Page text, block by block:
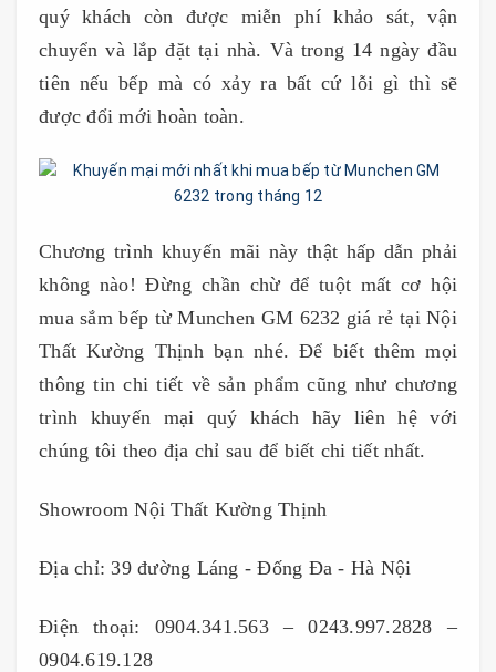
quý khách còn được miễn phí khảo sát, vận
chuyển và lắp đặt tại nhà. Và trong 14 ngày đầu
tiên nếu bếp mà có xảy ra bất cứ lỗi gì thì sẽ
được đổi mới hoàn toàn.
Chương trình khuyến mãi này thật hấp dẫn phải
không nào! Đừng chần chừ để tuột mất cơ hội
mua sắm bếp từ Munchen GM 6232 giá rẻ tại Nội
Thất Kường Thịnh bạn nhé. Để biết thêm mọi
thông tin chi tiết về sản phẩm cũng như chương
trình khuyến mại quý khách hãy liên hệ với
chúng tôi theo địa chỉ sau để biết chi tiết nhất.
Showroom Nội Thất Kường Thịnh
Địa chỉ: 39 đường Láng - Đống Đa - Hà Nội
Điện thoại: 0904.341.563 – 0243.997.2828 –
0904.619.128